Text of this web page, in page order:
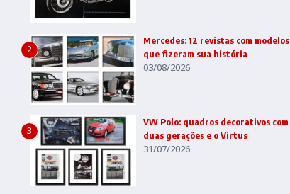
2
Mercedes: 12 revistas com modelos
que fizeram sua história
03/08/2026
3
VW Polo: quadros decorativos com
duas gerações e o Virtus
31/07/2026